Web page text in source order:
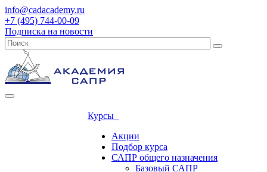
info@cadacademy.ru
+7 (495) 744-00-09
Подписка на новости
Курсы
Акции
Подбор курса
САПР общего назначения
Базовый САПР